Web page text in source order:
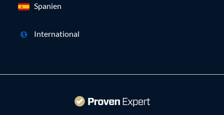
Spanien
International